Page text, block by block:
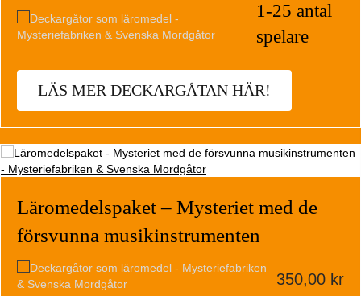
1-25 antal
spelare
LÄS MER DECKARGÅTAN HÄR!
Läromedelspaket – Mysteriet med de
försvunna musikinstrumenten
350,00 kr